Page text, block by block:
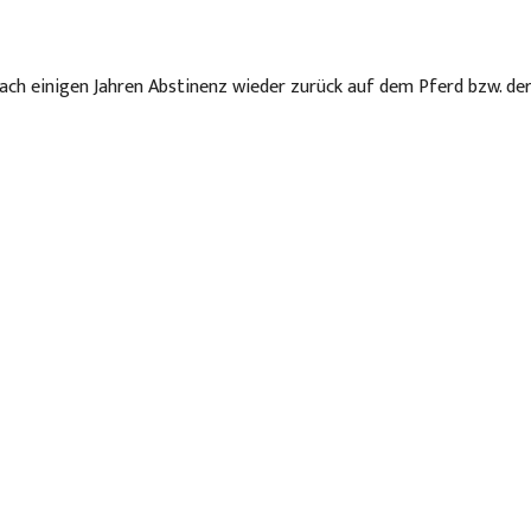
einigen Jahren Abstinenz wieder zurück auf dem Pferd bzw.